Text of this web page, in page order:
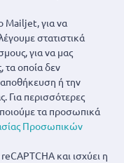
Mailjet, για να
στατιστικά
για να μας
οποία δεν
αποθήκευση ή την
περισσότερες
τα προσωπικά
Προσωπικών
και ισχύει η